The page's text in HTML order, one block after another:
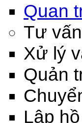
Quan
Tư
Xử lý
Quản
Lập